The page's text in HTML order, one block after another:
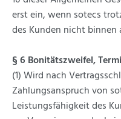
erst ein, wenn sotecs
des Kunden nicht binnen
§ 6 Bonitätszweifel,
(1) Wird nach
Zahlungsanspruch von
Leistungsfähigkeit des